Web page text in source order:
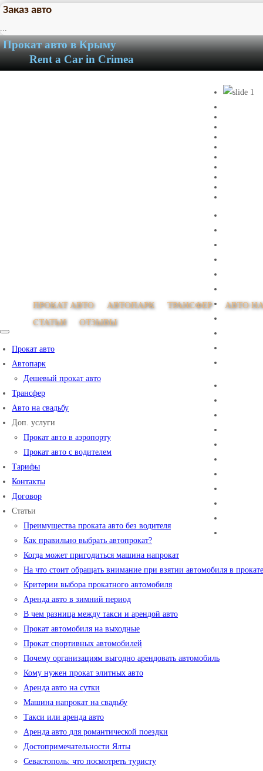
Заказ авто
...
Прокат авто
Автопарк
Дешевый прокат авто
Трансфер
Авто на свадьбу
Доп. услуги
Прокат авто в аэропорту
Прокат авто с водителем
Тарифы
Контакты
Договор
Статьи
Преимущества проката авто без водителя
Как правильно выбрать автопрокат?
Когда может пригодиться машина напрокат
На что стоит обращать внимание при взятии автомобиля в прокате
Критерии выбора прокатного автомобиля
Аренда авто в зимний период
В чем разница между такси и арендой авто
Прокат автомобиля на выходные
Прокат спортивных автомобилей
Почему организациям выгодно арендовать автомобиль
Кому нужен прокат элитных авто
Аренда авто на сутки
Машина напрокат на свадьбу
Такси или аренда авто
Аренда авто для романтической поездки
Достопримечательности Ялты
Севастополь: что посмотреть туристу
ПРОКАТ АВТО АВТОПАРК ТРАНСФЕР
АВТО
СТАТЬИ
ОТЗЫВЫ
Прокат авто в Крыму
Rent a Car in Crimea